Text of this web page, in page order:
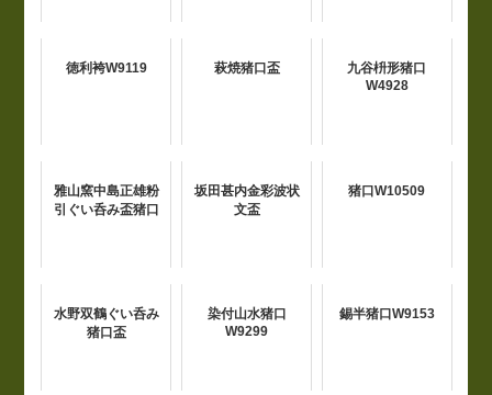
徳利袴W9119 萩焼猪口盃
九谷枡形猪口
W4928
雅山窯中島正雄粉
引ぐい呑み盃猪口
坂田甚内金彩波状
文盃
猪口W10509
水野双鶴ぐい呑み
猪口盃
染付山水猪口
W9299
錫半猪口W9153